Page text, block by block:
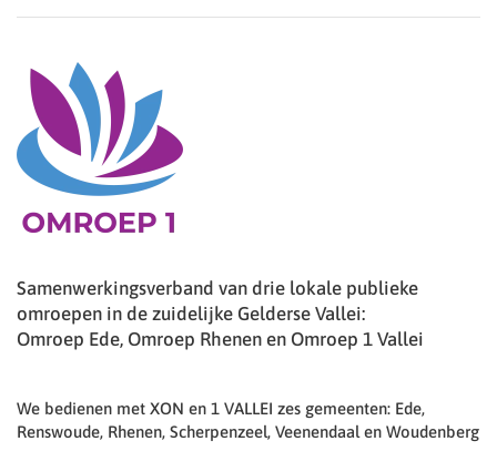
Samenwerkingsverband van drie lokale publieke
omroepen in de zuidelijke Gelderse Vallei:
Omroep Ede, Omroep Rhenen en Omroep 1 Vallei
We bedienen met XON en 1 VALLEI zes gemeenten: Ede,
Renswoude, Rhenen, Scherpenzeel, Veenendaal en Woudenberg